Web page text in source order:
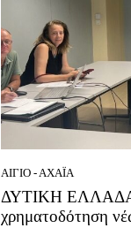
ΑΊΓΙΟ - ΑΧΑΪ́Α
ΔΥΤΙΚΗ ΕΛΛΑΔΑ:
χρηματοδότηση